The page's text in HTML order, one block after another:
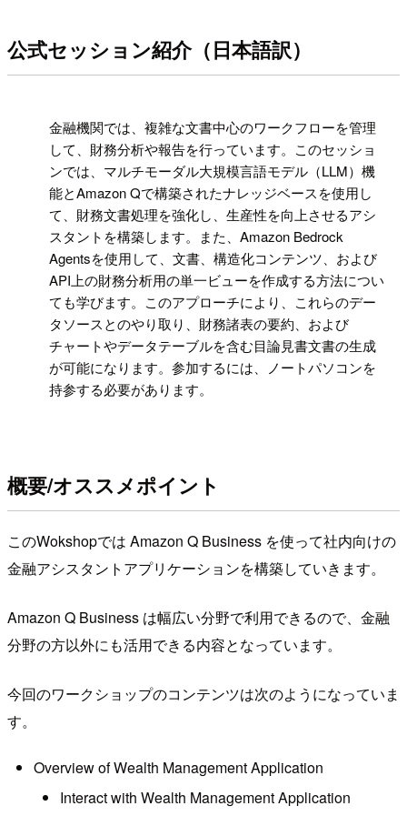
公式セッション紹介（日本語訳）
金融機関では、複雑な文書中心のワークフローを管理
して、財務分析や報告を行っています。このセッショ
ンでは、マルチモーダル大規模言語モデル（LLM）機
能とAmazon Qで構築されたナレッジベースを使用し
て、財務文書処理を強化し、生産性を向上させるアシ
スタントを構築します。また、Amazon Bedrock
Agentsを使用して、文書、構造化コンテンツ、および
API上の財務分析用の単一ビューを作成する方法につい
ても学びます。このアプローチにより、これらのデー
タソースとのやり取り、財務諸表の要約、および
チャートやデータテーブルを含む目論見書文書の生成
が可能になります。参加するには、ノートパソコンを
持参する必要があります。
概要/オススメポイント
このWokshopでは Amazon Q Business を使って社内向けの
金融アシスタントアプリケーションを構築していきます。
Amazon Q Business は幅広い分野で利用できるので、金融
分野の方以外にも活用できる内容となっています。
今回のワークショップのコンテンツは次のようになっていま
す。
Overview of Wealth Management Application
Interact with Wealth Management Application